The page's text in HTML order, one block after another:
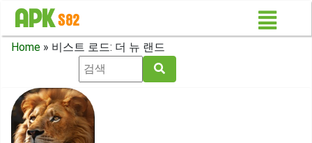
Home » 비스트 로드: 더 뉴 랜드